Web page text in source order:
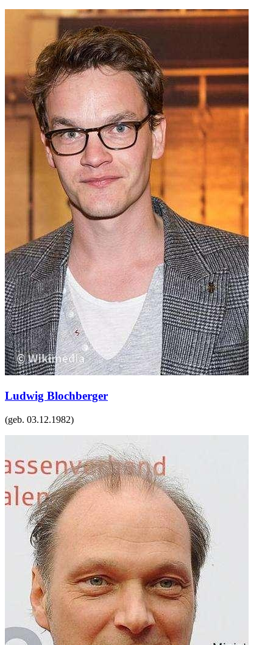
Ludwig Blochberger
(geb. 03.12.1982)